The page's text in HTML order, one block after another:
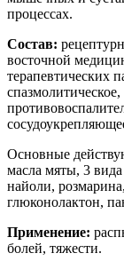
процессах.
Состав:
восточной
терапевтических
Основные
масла мяты, 3
найоли,
глюконолактон,
Применение:
болей, тяжести.